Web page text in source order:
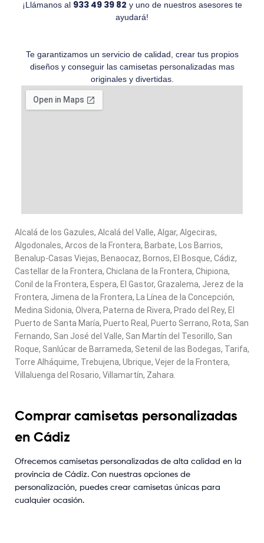
¡Llámanos al 933 49 39 82 y uno de nuestros asesores te
ayudará!
Te garantizamos un servicio de calidad, crear tus propios
diseños y conseguir las camisetas personalizadas mas
originales y divertidas.
Alcalá de los Gazules, Alcalá del Valle, Algar, Algeciras,
Algodonales, Arcos de la Frontera, Barbate, Los Barrios,
Benalup-Casas Viejas, Benaocaz, Bornos, El Bosque, Cádiz,
Castellar de la Frontera, Chiclana de la Frontera, Chipiona,
Conil de la Frontera, Espera, El Gastor, Grazalema, Jerez de la
Frontera, Jimena de la Frontera, La Línea de la Concepción,
Medina Sidonia, Olvera, Paterna de Rivera, Prado del Rey, El
Puerto de Santa María, Puerto Real, Puerto Serrano, Rota, San
Fernando, San José del Valle, San Martín del Tesorillo, San
Roque, Sanlúcar de Barrameda, Setenil de las Bodegas, Tarifa,
Torre Alháquime, Trebujena, Ubrique, Vejer de la Frontera,
Villaluenga del Rosario, Villamartín, Zahara.
Comprar camisetas personalizadas
en Cádiz
Ofrecemos camisetas personalizadas de alta calidad en la
provincia de Cádiz. Con nuestras opciones de
personalización, puedes crear camisetas únicas para
cualquier ocasión.